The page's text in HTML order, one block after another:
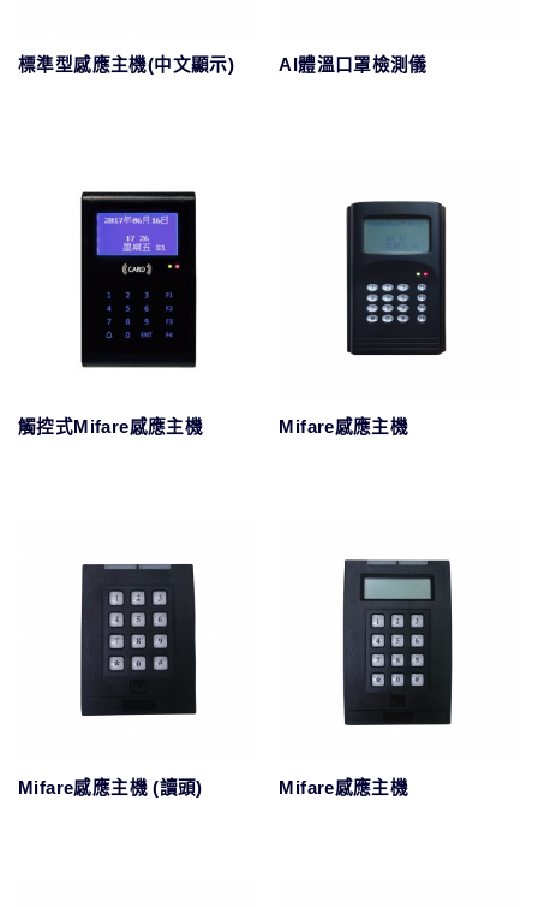
標準型感應主機(中文顯示) AI體溫口罩檢測儀
觸控式Mifare感應主機 Mifare感應主機
Mifare感應主機 (讀頭) Mifare感應主機